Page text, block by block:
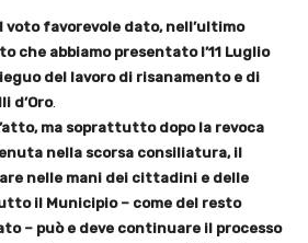
favorevole dato, nell’ultimo
che abbiamo presentato l’11 Luglio
del lavoro di risanamento e di
d’Oro.
ma soprattutto dopo la revoca
nella scorsa consiliatura, il
nelle mani dei cittadini e delle
il Municipio – come del resto
– può e deve continuare il processo